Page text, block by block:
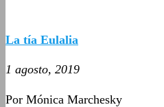
La tía Eulalia
1 agosto, 2019
Por Mónica Marchesky